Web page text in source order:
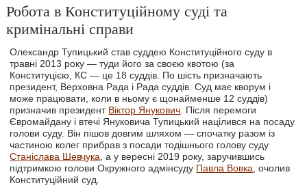
Робота в Конституційному суді та
кримінальні справи
Олександр Тупицький став суддею Конституційного суду в
травні 2013 року — туди його за своєю квотою (за
Конституцією, КС — це 18 суддів. По шість призначають
президент, Верховна Рада і Рада суддів. Суд має кворум і
може працювати, коли в ньому є щонайменше 12 суддів)
призначив президент Віктор Янукович . Після перемоги
Євромайдану і втечі Януковича Тупицький націлився на посаду
голови суду. Він пішов довгим шляхом — спочатку разом із
частиною колег прибрав з посади тодішнього голову суду
Станіслава Шевчука , а у вересні 2019 року, заручившись
підтримкою голови Окружного адмінсуду Павла Вовка , очолив
Конституційний суд.